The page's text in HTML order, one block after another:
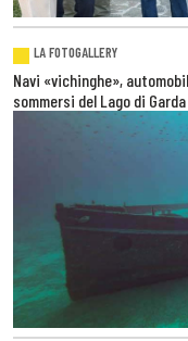
LA FOTOGALLERY
Navi «vichinghe»,
sommersi del Lago di Garda